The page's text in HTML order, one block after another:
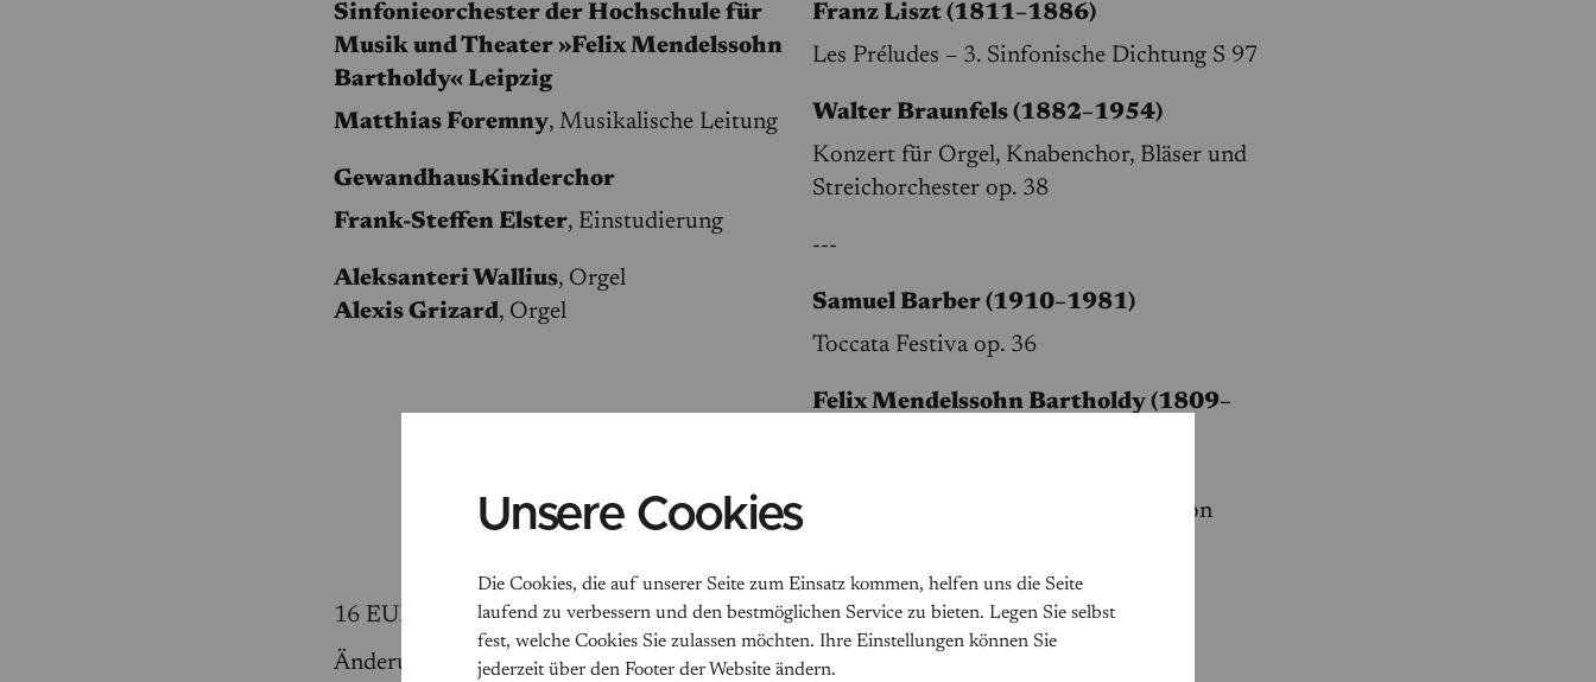
Sinfonieorchester der Hochschule für
Musik und Theater »Felix Mendelssohn
Bartholdy« Leipzig
Matthias Foremny, Musikalische Leitung
GewandhausKinderchor
Frank-Steffen Elster, Einstudierung
Aleksanteri Wallius, Orgel
Alexis Grizard, Orgel
Franz Liszt (1811–1886)
Les Préludes – 3. Sinfonische Dichtung S 97
Walter Braunfels (1882–1954)
Konzert für Orgel, Knabenchor, Bläser und
Streichorchester op. 38
---
Samuel Barber (1910–1981)
Toccata Festiva op. 36
Felix Mendelssohn Bartholdy (1809–
("Reformations-Sinfonie") (Fassung von
16 EUR
Änderungen vorbehalten
Unsere Cookies
Die Cookies, die auf unserer Seite zum Einsatz kommen, helfen uns die Seite
laufend zu verbessern und den bestmöglichen Service zu bieten. Legen Sie selbst
fest, welche Cookies Sie zulassen möchten. Ihre Einstellungen können Sie
jederzeit über den Footer der Website ändern.